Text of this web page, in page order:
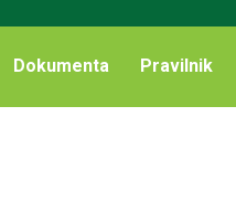
Dokumenta Pravilnik